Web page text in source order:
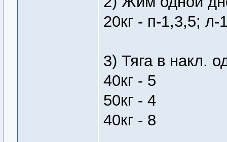
20кг - п-1,3,5; л-
3) Тяга в накл.
40кг - 5
50кг - 4
40кг - 8